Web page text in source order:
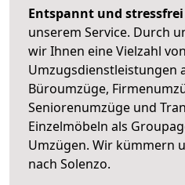
Entspannt und stressfrei
unserem Service. Durch
wir Ihnen eine Vielzahl von
Umzugsdienstleistungen
Büroumzüge,
Seniorenumzüge und
Einzelmöbeln als
Umzügen. Wir kümmern
nach Solenzo.